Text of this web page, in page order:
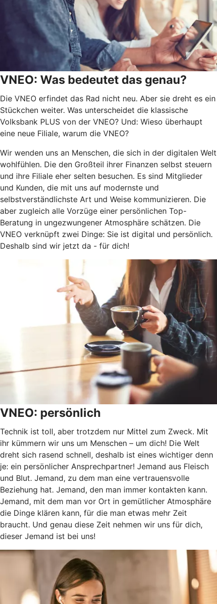
VNEO: Was bedeutet das genau?
Die VNEO erfindet das Rad nicht neu. Aber sie dreht es ein
Stückchen weiter. Was unterscheidet die klassische
Volksbank PLUS von der VNEO? Und: Wieso überhaupt
eine neue Filiale, warum die VNEO?
Wir wenden uns an Menschen, die sich in der digitalen Welt
wohlfühlen. Die den Großteil ihrer Finanzen selbst steuern
und ihre Filiale eher selten besuchen. Es sind Mitglieder
und Kunden, die mit uns auf modernste und
selbstverständlichste Art und Weise kommunizieren. Die
aber zugleich alle Vorzüge einer persönlichen Top-
Beratung in ungezwungener Atmosphäre schätzen. Die
VNEO verknüpft zwei Dinge: Sie ist digital und persönlich.
Deshalb sind wir jetzt da - für dich!
VNEO: persönlich
Technik ist toll, aber trotzdem nur Mittel zum Zweck. Mit
ihr kümmern wir uns um Menschen – um dich! Die Welt
dreht sich rasend schnell, deshalb ist eines wichtiger denn
je: ein persönlicher Ansprechpartner! Jemand aus Fleisch
und Blut. Jemand, zu dem man eine vertrauensvolle
Beziehung hat. Jemand, den man immer kontakten kann.
Jemand, mit dem man vor Ort in gemütlicher Atmosphäre
die Dinge klären kann, für die man etwas mehr Zeit
braucht. Und genau diese Zeit nehmen wir uns für dich,
dieser Jemand ist bei uns!